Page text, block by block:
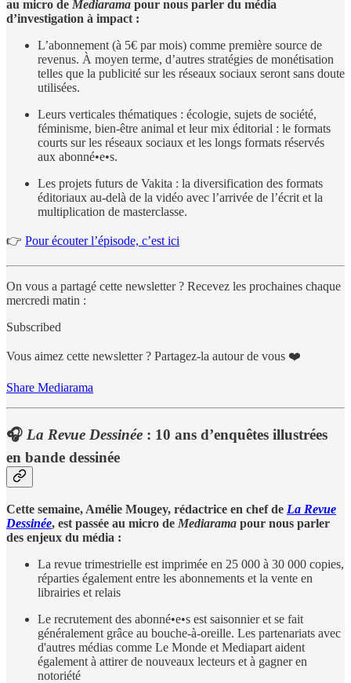
au micro de Mediarama pour nous parler du média
d’investigation à impact :
L’abonnement (à 5€ par mois) comme première source de
revenus. À moyen terme, d’autres stratégies de monétisation
telles que la publicité sur les réseaux sociaux seront sans doute
utilisées.
Leurs verticales thématiques : écologie, sujets de société,
féminisme, bien-être animal et leur mix éditorial : le formats
courts sur les réseaux sociaux et les longs formats réservés
aux abonné•e•s.
Les projets futurs de Vakita : la diversification des formats
éditoriaux au-delà de la vidéo avec l’arrivée de l’écrit et la
multiplication de masterclasse.
👉 Pour écouter l’épisode, c’est ici
On vous a partagé cette newsletter ? Recevez les prochaines chaque
mercredi matin :
Subscribed
Vous aimez cette newsletter ? Partagez-la autour de vous ❤️
Share Mediarama
🎧 La Revue Dessinée : 10 ans d’enquêtes illustrées
en bande dessinée
Cette semaine, Amélie Mougey, rédactrice en chef de La Revue
Dessinée, est passée au micro de Mediarama pour nous parler
des enjeux du média :
La revue trimestrielle est imprimée en 25 000 à 30 000 copies,
réparties également entre les abonnements et la vente en
librairies et relais
Le recrutement des abonné•e•s est saisonnier et se fait
généralement grâce au bouche-à-oreille. Les partenariats avec
d'autres médias comme Le Monde et Mediapart aident
également à attirer de nouveaux lecteurs et à gagner en
notoriété